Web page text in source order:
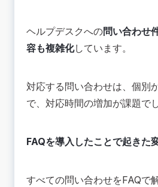
ヘルプデスクへの問い合わせ
容も複雑化しています。
対応する問い合わせは、個別
で、対応時間の増加が課題でし
FAQを導入したことで起きた
すべての問い合わせをFAQで